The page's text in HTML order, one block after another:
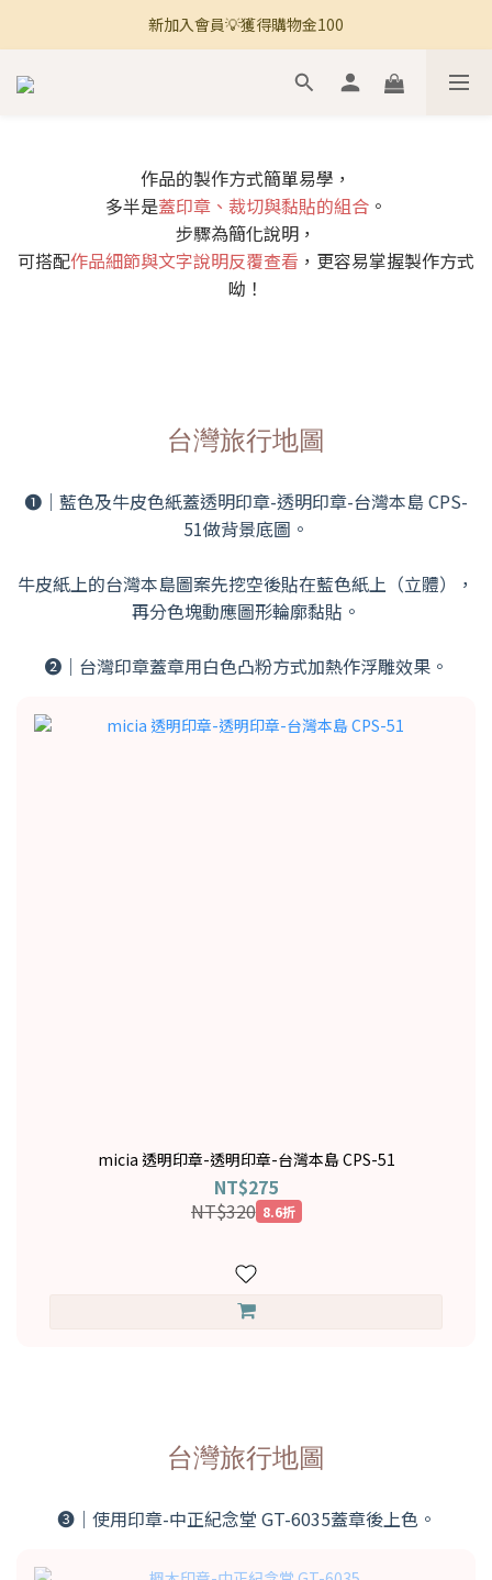
🚚 全館滿800免運 🚚
新加入會員💡獲得購物金100
🚚 全館滿800免運 🚚
作品的製作方式簡單易學，
多半是蓋印章、裁切與黏貼的組合 。
步驟為簡化說明，
可搭配作品細節與文字說明反覆查看 ，更容易掌握製作方式
呦！
台灣旅行地圖
❶｜藍色及牛皮色紙蓋透明印章-透明印章-台灣本島 CPS-
51做背景底圖。
牛皮紙上的台灣本島圖案先挖空後貼在藍色紙上（立體），
再分色塊動應圖形輪廓黏貼。
➋｜台灣印章蓋章用白色凸粉方式加熱作浮雕效果。
micia 透明印章-透明印章-台灣本島 CPS-51
NT$275
NT$320 8.6折
台灣旅行地圖
➌｜使用印章-中正紀念堂 GT-6035蓋章後上色。